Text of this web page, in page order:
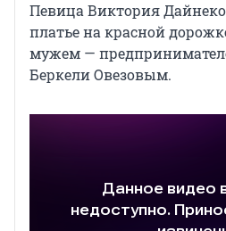
Певица Виктория
платье на красной
мужем —
Беркели Овезовым.